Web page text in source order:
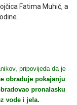
Fatima Muhić, a
pripovijeda da je
obraduje pokajanju
pronalasku
vode i jela.